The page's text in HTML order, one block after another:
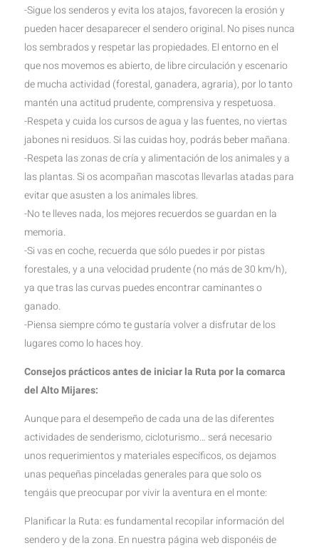
-Sigue los senderos y evita los atajos, favorecen la erosión y
pueden hacer desaparecer el sendero original. No pises nunca
los sembrados y respetar las propiedades. El entorno en el
que nos movemos es abierto, de libre circulación y escenario
de mucha actividad (forestal, ganadera, agraria), por lo tanto
mantén una actitud prudente, comprensiva y respetuosa.
-Respeta y cuida los cursos de agua y las fuentes, no viertas
jabones ni residuos. Si las cuidas hoy, podrás beber mañana.
-Respeta las zonas de cría y alimentación de los animales y a
las plantas. Si os acompañan mascotas llevarlas atadas para
evitar que asusten a los animales libres.
-No te lleves nada, los mejores recuerdos se guardan en la
memoria.
-Si vas en coche, recuerda que sólo puedes ir por pistas
forestales, y a una velocidad prudente (no más de 30 km/h),
ya que tras las curvas puedes encontrar caminantes o
ganado.
-Piensa siempre cómo te gustaría volver a disfrutar de los
lugares como lo haces hoy.
Consejos prácticos antes de iniciar la Ruta por la comarca
del Alto Mijares:
Aunque para el desempeño de cada una de las diferentes
actividades de senderismo, cicloturismo… será necesario
unos requerimientos y materiales específicos, os dejamos
unas pequeñas pinceladas generales para que solo os
tengáis que preocupar por vivir la aventura en el monte:
Planificar la Ruta: es fundamental recopilar información del
sendero y de la zona. En nuestra página web disponéis de